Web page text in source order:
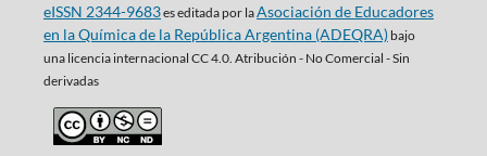
eISSN 2344-9683es editada por laAsociación de Educadores
en la Química de la República Argentina (ADEQRA)bajo
una licencia internacional CC 4.0. Atribución - No Comercial - Sin
derivadas